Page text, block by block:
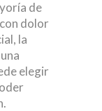
de
dolor
la
elegir